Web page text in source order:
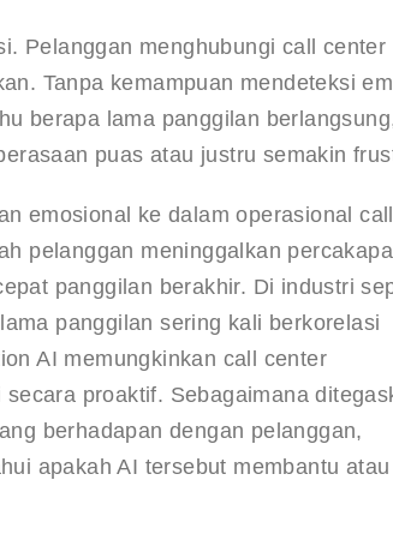
Pelanggan menghubungi call center
Tanpa kemampuan mendeteksi
berapa lama panggilan
puas atau justru semakin
emosional ke dalam operasional call
pelanggan meninggalkan
panggilan berakhir. Di industri
panggilan sering kali berkorelasi
AI memungkinkan call center
proaktif. Sebagaimana
berhadapan dengan pelanggan,
apakah AI tersebut membantu atau